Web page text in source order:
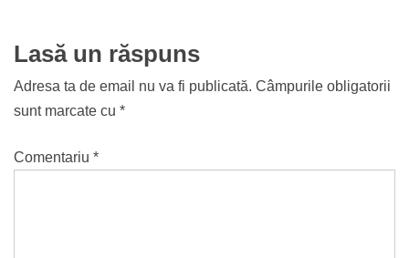
Lasă un răspuns
Adresa ta de email nu va fi publicată. Câmpurile obligatorii
sunt marcate cu *
Comentariu *